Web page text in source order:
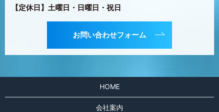
【定休日】土曜日・日曜日・祝日
お問い合わせフォーム
HOME
会社案内